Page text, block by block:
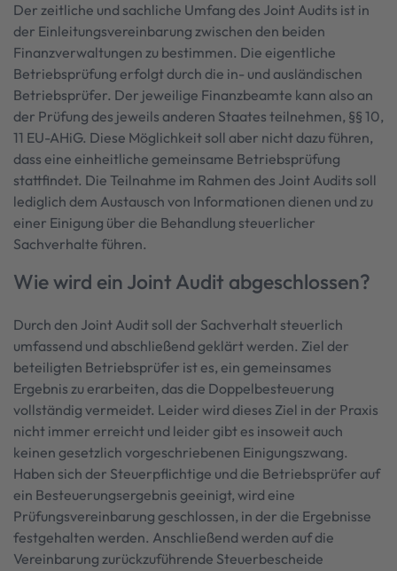
Der zeitliche und sachliche Umfang des Joint Audits ist in
der Einleitungsvereinbarung zwischen den beiden
Finanzverwaltungen zu bestimmen. Die eigentliche
Betriebsprüfung erfolgt durch die in- und ausländischen
Betriebsprüfer. Der jeweilige Finanzbeamte kann also an
der Prüfung des jeweils anderen Staates teilnehmen, §§ 10,
11 EU-AHiG. Diese Möglichkeit soll aber nicht dazu führen,
dass eine einheitliche gemeinsame Betriebsprüfung
stattfindet. Die Teilnahme im Rahmen des Joint Audits soll
lediglich dem Austausch von Informationen dienen und zu
einer Einigung über die Behandlung steuerlicher
Sachverhalte führen.
Wie wird ein Joint Audit abgeschlossen?
Durch den Joint Audit soll der Sachverhalt steuerlich
umfassend und abschließend geklärt werden. Ziel der
beteiligten Betriebsprüfer ist es, ein gemeinsames
Ergebnis zu erarbeiten, das die Doppelbesteuerung
vollständig vermeidet. Leider wird dieses Ziel in der Praxis
nicht immer erreicht und leider gibt es insoweit auch
keinen gesetzlich vorgeschriebenen Einigungszwang.
Haben sich der Steuerpflichtige und die Betriebsprüfer auf
ein Besteuerungsergebnis geeinigt, wird eine
Prüfungsvereinbarung geschlossen, in der die Ergebnisse
festgehalten werden. Anschließend werden auf die
Vereinbarung zurückzuführende Steuerbescheide